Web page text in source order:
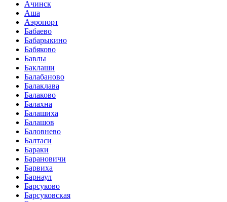
Ачинск
Аша
Аэропорт
Бабаево
Бабарыкино
Бабяково
Бавлы
Баклаши
Балабаново
Балаклава
Балаково
Балахна
Балашиха
Балашов
Баловнево
Балтаси
Бараки
Барановичи
Барвиха
Барнаул
Барсуково
Барсуковская